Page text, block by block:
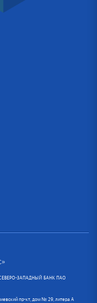
СЕВЕРО-ЗАПАДНЫЙ БАНК ПАО
пр-кт, дом № 29, литера А